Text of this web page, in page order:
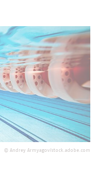
© Andrey Armyagov/stock.adobe.com